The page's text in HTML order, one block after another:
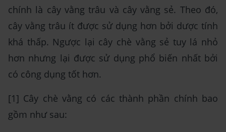
chính là cây vằng trâu và cây vằng sẻ. Theo đó,
cây vằng trâu ít được sử dụng hơn bởi dược tính
khá thấp. Ngược lại cây chè vằng sẻ tuy lá nhỏ
hơn nhưng lại được sử dụng phổ biến nhất bởi
có công dụng tốt hơn.
[1] Cây chè vằng có các thành phần chính bao
gồm như sau: